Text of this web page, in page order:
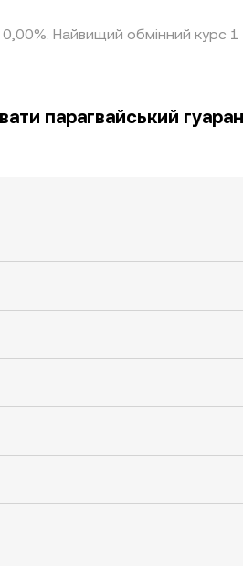
Найвищий обмінний курс 1
парагвайський